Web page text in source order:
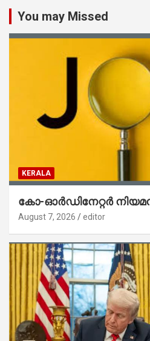
You may Missed
KERALA
കോ-ഓർഡിനേറ്റർ
August 7, 2026 editor